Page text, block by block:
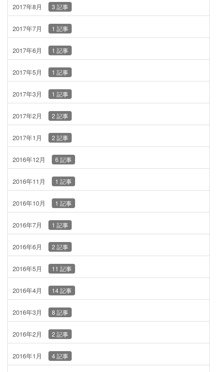
2017年8月 3 記事
2017年7月 1 記事
2017年6月 1 記事
2017年5月 1 記事
2017年3月 1 記事
2017年2月 2 記事
2017年1月 2 記事
2016年12月 6 記事
2016年11月 1 記事
2016年10月 1 記事
2016年7月 1 記事
2016年6月 2 記事
2016年5月 11 記事
2016年4月 14 記事
2016年3月 8 記事
2016年2月 2 記事
2016年1月 4 記事